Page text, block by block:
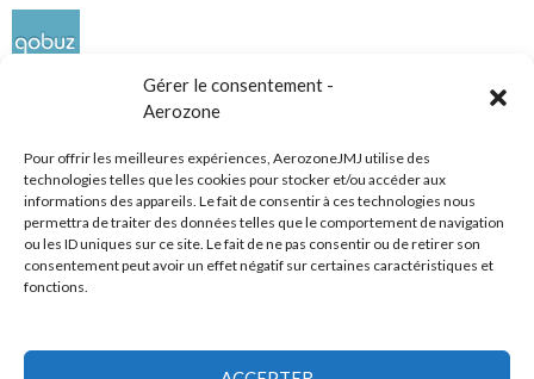
Gérer le consentement -
Aerozone
Pour offrir les meilleures expériences, AerozoneJMJ utilise des
technologies telles que les cookies pour stocker et/ou accéder aux
informations des appareils. Le fait de consentir à ces technologies nous
permettra de traiter des données telles que le comportement de navigation
ou les ID uniques sur ce site. Le fait de ne pas consentir ou de retirer son
consentement peut avoir un effet négatif sur certaines caractéristiques et
fonctions.
Réseaux sociaux